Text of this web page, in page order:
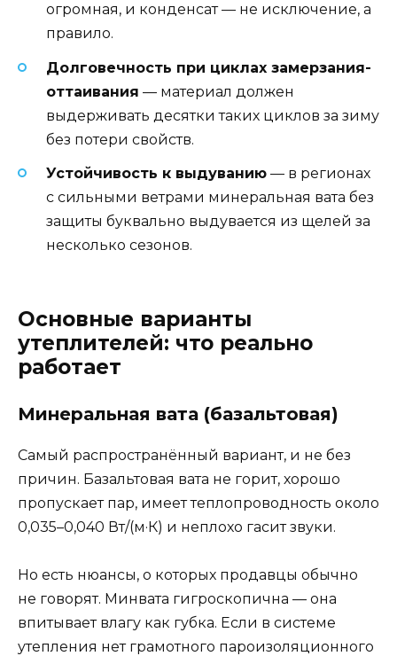
огромная, и конденсат — не исключение, а
правило.
Долговечность при циклах замерзания-
оттаивания — материал должен
выдерживать десятки таких циклов за зиму
без потери свойств.
Устойчивость к выдуванию — в регионах
с сильными ветрами минеральная вата без
защиты буквально выдувается из щелей за
несколько сезонов.
Основные варианты
утеплителей: что реально
работает
Минеральная вата (базальтовая)
Самый распространённый вариант, и не без
причин. Базальтовая вата не горит, хорошо
пропускает пар, имеет теплопроводность около
0,035–0,040 Вт/(м·К) и неплохо гасит звуки.
Но есть нюансы, о которых продавцы обычно
не говорят. Минвата гигроскопична — она
впитывает влагу как губка. Если в системе
утепления нет грамотного пароизоляционного